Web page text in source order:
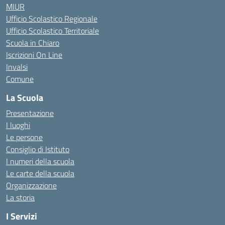
MIUR
Ufficio Scolastico Regionale
Ufficio Scolastico Territoriale
Scuola in Chiaro
Iscrizioni On Line
Invalsi
Comune
La Scuola
Presentazione
I luoghi
Le persone
Consiglio di Istituto
I numeri della scuola
Le carte della scuola
Organizzazione
La storia
I Servizi